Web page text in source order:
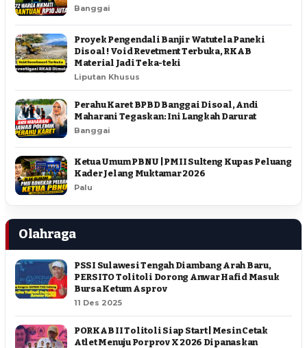
Banggai
Proyek Pengendali Banjir Watutela Paneki
Disoal ! Void Revetment Terbuka, RKAB
Material Jadi Teka-teki
Liputan Khusus
Perahu Karet BPBD Banggai Disoal, Andi
Maharani Tegaskan: Ini Langkah Darurat
Banggai
Ketua Umum PBNU | PMII Sulteng Kupas Peluang
Kader Jelang Muktamar 2026
Palu
Olahraga
PSSI Sulawesi Tengah Diambang Arah Baru,
PERSITO Tolitoli Dorong Anwar Hafid Masuk
Bursa Ketum Asprov
11 Des 2025
PORKAB II Tolitoli Siap Start | Mesin Cetak
Atlet Menuju Porprov X 2026 Dipanaskan